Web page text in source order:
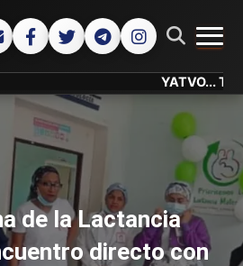
YATVO... Tu
de la Lactancia
directo con